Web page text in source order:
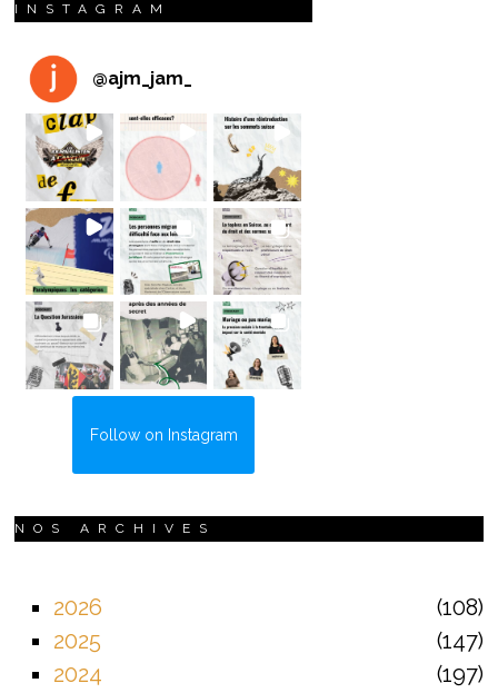
INSTAGRAM
@ajm_jam_
Follow on Instagram
NOS ARCHIVES
2026
108
2025
147
2024
197